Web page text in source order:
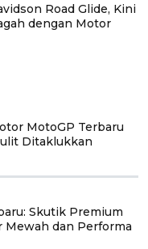
Road Glide, Kini
dengan Motor
MotoGP Terbaru
Ditaklukkan
Skutik Premium
Mewah dan Performa